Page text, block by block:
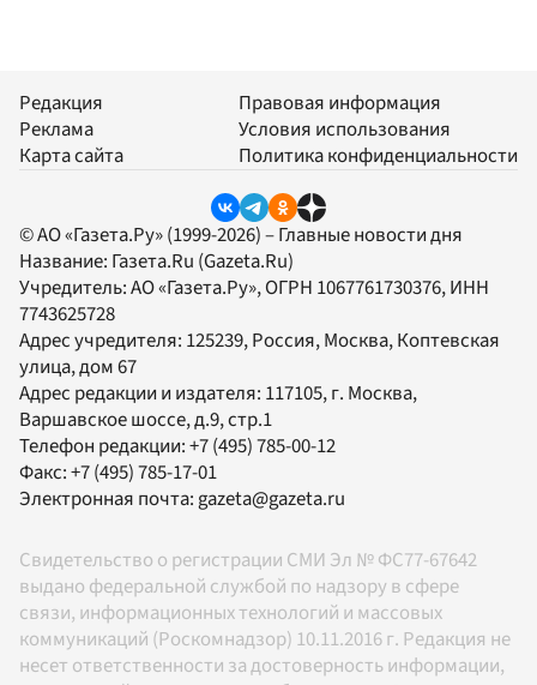
Редакция
Реклама
Карта сайта
Правовая информация
Условия использования
Политика конфиденциальности
© АО «Газета.Ру» (1999-2026) – Главные новости дня
Название: Газета.Ru (Gazeta.Ru)
Учредитель:АО «Газета.Ру», ОГРН 1067761730376, ИНН
7743625728
Адрес учредителя: 125239, Россия, Москва, Коптевская
улица, дом 67
Адрес редакции и издателя: 117105, г. Москва,
Варшавское шоссе, д.9, стр.1
Телефон редакции:+7 (495) 785-00-12
Факс:+7 (495) 785-17-01
Электронная почта:gazeta@gazeta.ru
Свидетельство о регистрации СМИ Эл № ФС77-67642
выдано федеральной службой по надзору в сфере
связи, информационных технологий и массовых
коммуникаций (Роскомнадзор) 10.11.2016 г. Редакция не
несет ответственности за достоверность информации,